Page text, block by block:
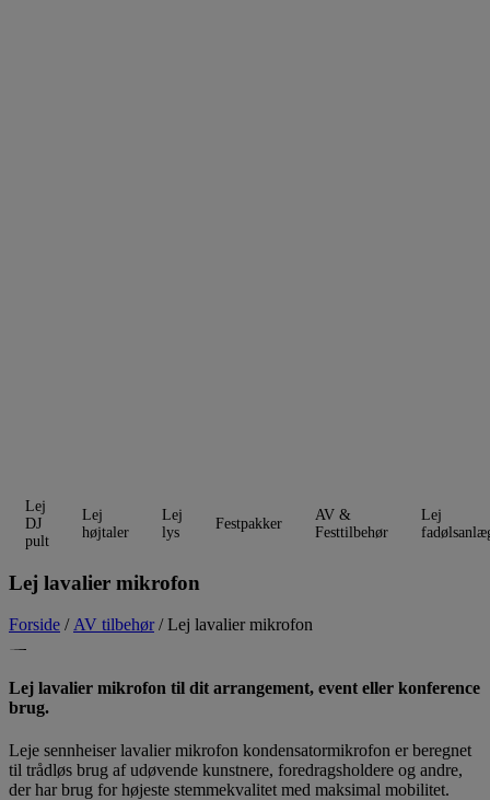
Lej
DJ
pult
Lej
højtaler
Lej
lys
Festpakker
AV &
Festtilbehør
Lej
Lej lavalier mikrofon
Forside /AV tilbehør/ Lej lavalier mikrofon
Lej lavalier mikrofon til dit arrangement, event eller konference
brug.
Leje sennheiser lavalier mikrofon kondensatormikrofon er beregnet
til trådløs brug af udøvende kunstnere, foredragsholdere og andre,
der har brug for højeste stemmekvalitet med maksimal mobilitet.